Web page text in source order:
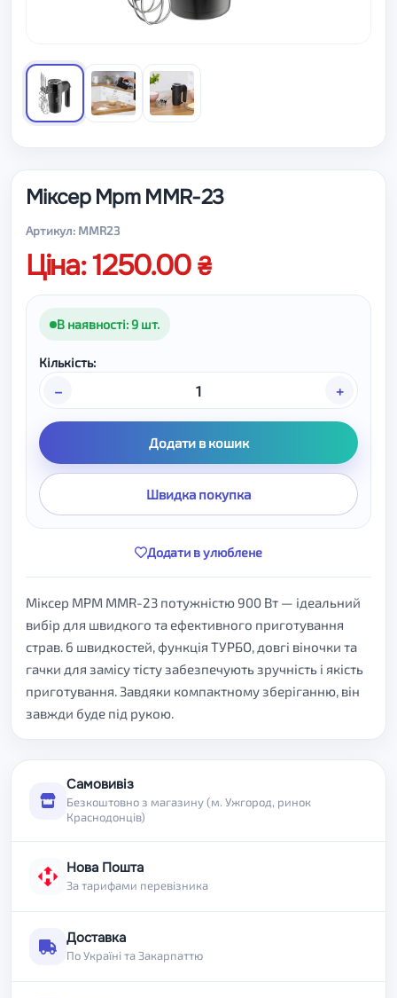
Міксер Mpm MMR-23
Артикул: MMR23
Ціна: 1250.00
В наявності: 9 шт.
Кількість:
– +
Додати в кошик
Швидка покупка
Додати в улюблене
Міксер MPM MMR-23 потужністю 900 Вт — ідеальний
вибір для швидкого та ефективного приготування
страв. 6 швидкостей, функція ТУРБО, довгі віночки та
гачки для замісу тісту забезпечують зручність і якість
приготування. Завдяки компактному зберіганню, він
завжди буде під рукою.
Самовивіз
Безкоштовно з магазину (м. Ужгород, ринок
Краснодонців)
Нова Пошта
За тарифами перевізника
Доставка
По Україні та Закарпаттю